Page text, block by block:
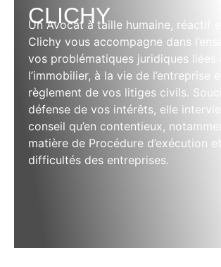
CLICHY
Un Avocat à taille humaine, réactif
Clichy vous accompagne dans
vos problématiques juridiques liées à
l’immobilier, à la vie de l’entreprise et
règlement de vos litiges civils.
défense de vos intérêts, elle
conseil qu’en contentieux,
matière de Procédure d’exécution et
difficultés des entreprises.